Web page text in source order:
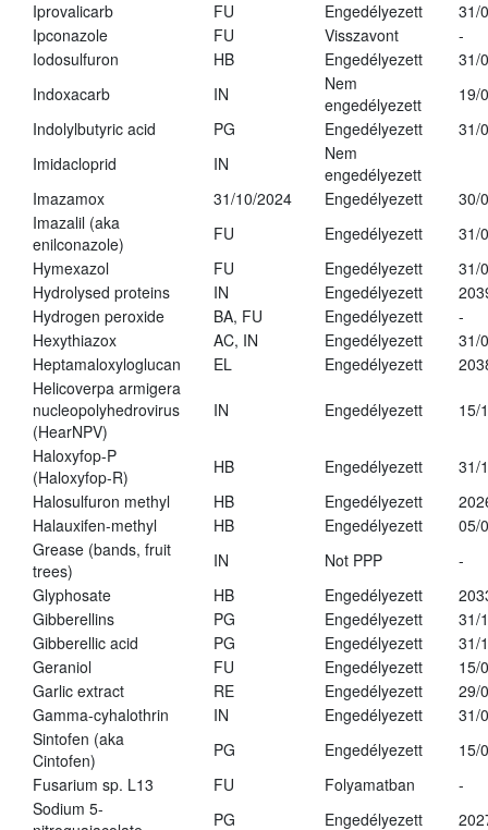
Iprovalicarb
FU Engedélyezett
31/
Ipconazole
FU Visszavont
-
Iodosulfuron
HB Engedélyezett
31/
Indoxacarb
IN
Nem
engedélyezett
19/
Indolylbutyric acid
PG Engedélyezett
31/
Imidacloprid
IN
Nem
engedélyezett
Imazamox
31/10/2024 Engedélyezett
30/
Imazalil (aka
enilconazole)
FU Engedélyezett
31/
Hymexazol
FU Engedélyezett
31/
Hydrolysed proteins
IN Engedélyezett
Hydrogen peroxide
BA, FU Engedélyezett
-
Hexythiazox
AC, IN Engedélyezett
31/
Heptamaloxyloglucan
EL Engedélyezett
Helicoverpa armigera
nucleopolyhedrovirus
(HearNPV)
IN Engedélyezett 15/
Haloxyfop-P
(Haloxyfop-R)
HB Engedélyezett
31/
Halosulfuron methyl
HB Engedélyezett
Halauxifen-methyl
HB Engedélyezett
05/
Grease (bands, fruit
trees)
IN Not PPP
-
Glyphosate
HB Engedélyezett
Gibberellins
PG Engedélyezett
31/
Gibberellic acid
PG Engedélyezett
31/
Geraniol
FU Engedélyezett
15/
Garlic extract
RE Engedélyezett
29/
Gamma-cyhalothrin
IN Engedélyezett
31/
Sintofen (aka
Cintofen)
PG Engedélyezett
15/
Fusarium sp. L13
FU Folyamatban
-
Sodium 5-
PG Engedélyezett